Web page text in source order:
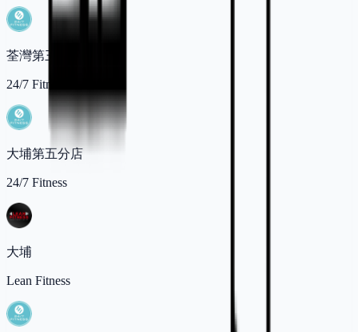
荃灣第三分店
24/7 Fitness
大埔第五分店
24/7 Fitness
大埔
Lean Fitness